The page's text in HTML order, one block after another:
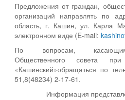
Предложения от граждан,
организаций направлять по
область, г. Кашин, ул. Карла
электронном виде (E-mail:
По вопросам,
Общественного совета
«Кашинский»обращаться по
51,8(48234) 2-17-61.
Информация